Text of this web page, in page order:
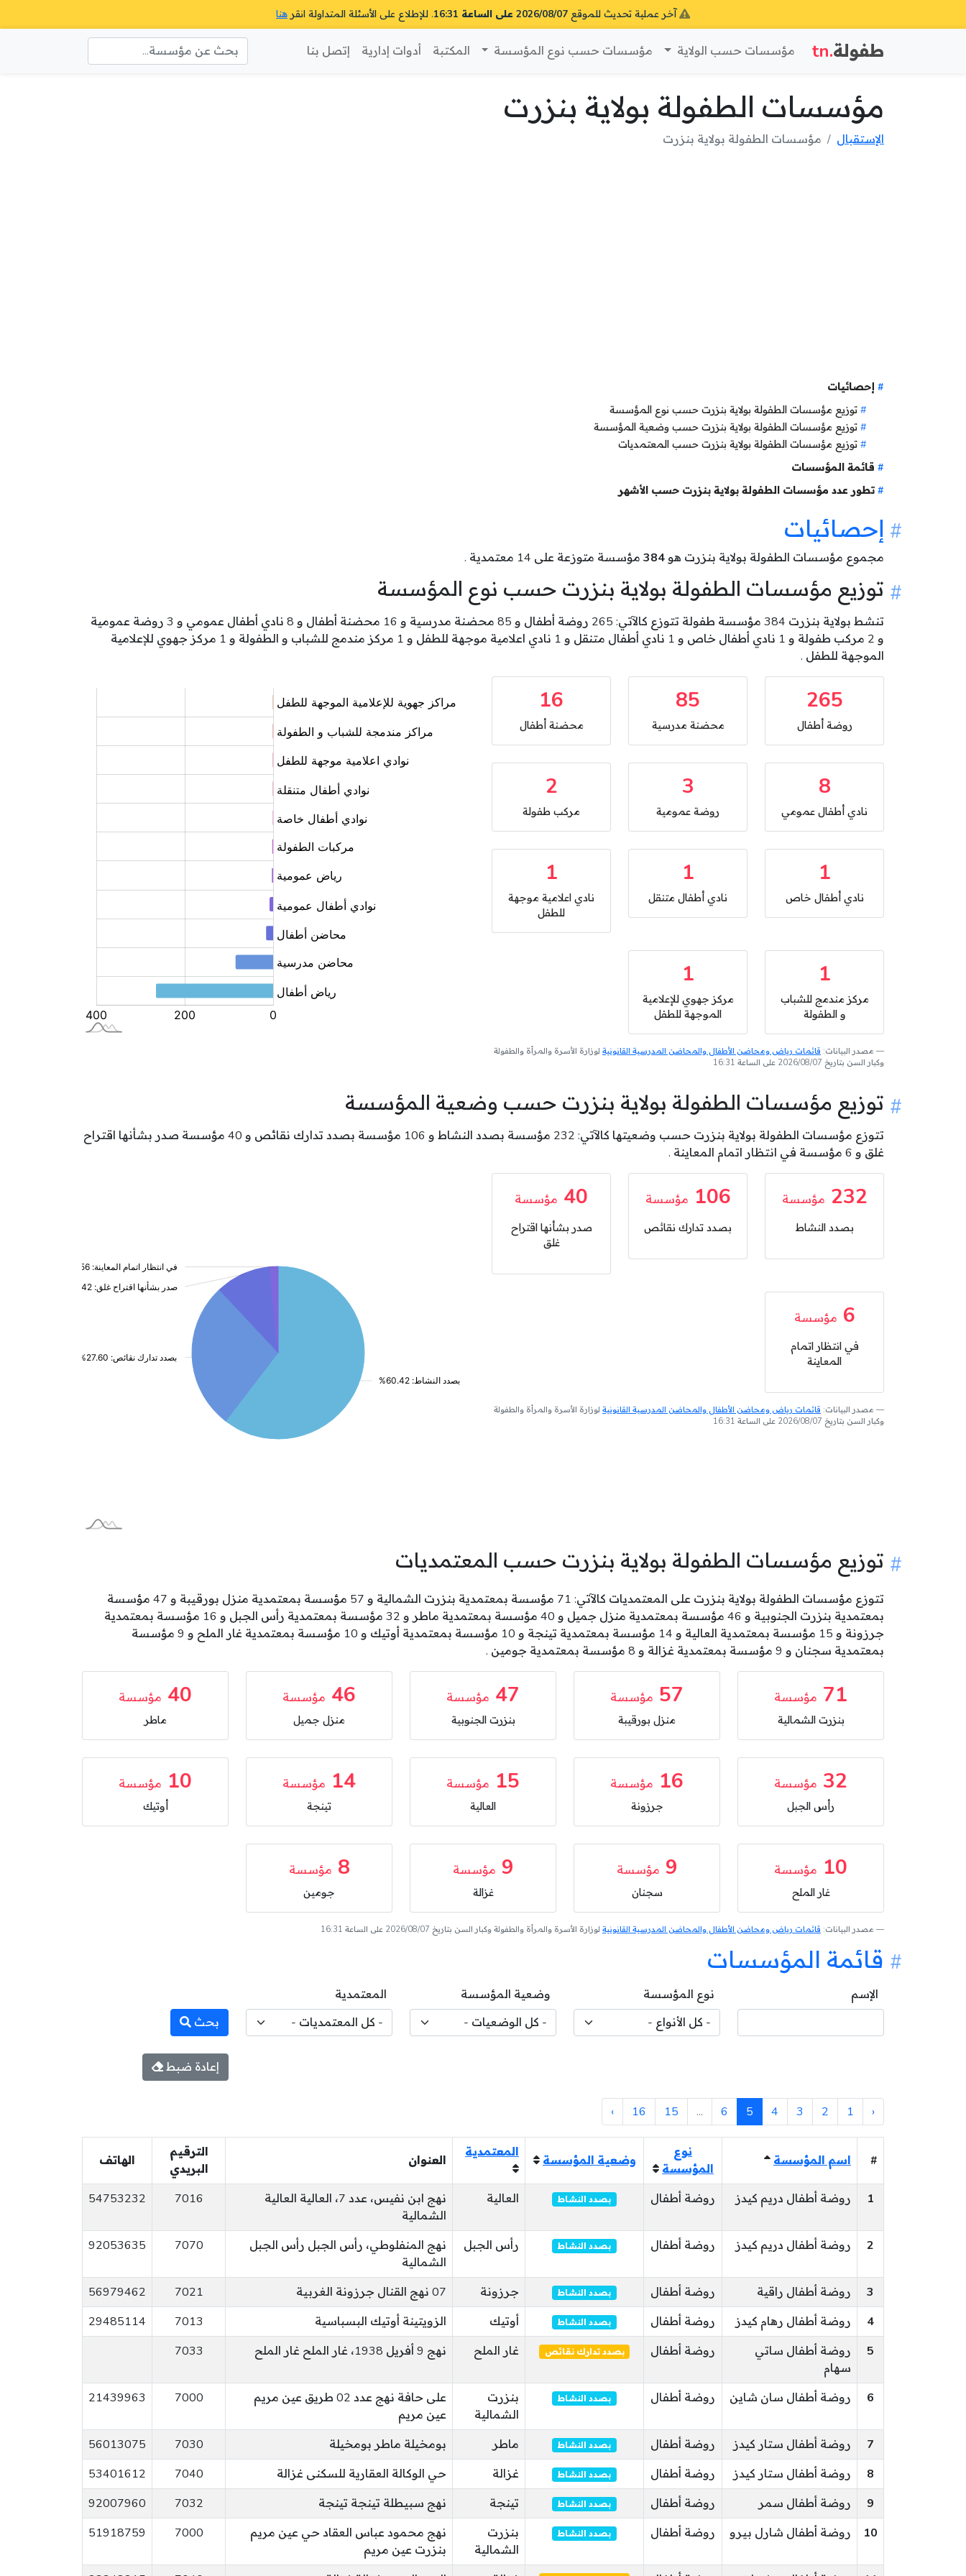
آخر عملية تحديث للموقع 2026/08/07 على الساعة 16:31 . للإطلاع على الأسئلة المتداولة انقر هنا
طفولة.tn مؤسسات حسب الولاية مؤسسات حسب نوع المؤسسة المكتبة أدوات إدارية إتصل بنا
مؤسسات الطفولة بولاية بنزرت
الإستقبال مؤسسات الطفولة بولاية بنزرت
إحصائيات
توزيع مؤسسات الطفولة بولاية بنزرت حسب نوع المؤسسة
توزيع مؤسسات الطفولة بولاية بنزرت حسب وضعية المؤسسة
توزيع مؤسسات الطفولة بولاية بنزرت حسب المعتمديات
قائمة المؤسسات
تطور عدد مؤسسات الطفولة بولاية بنزرت حسب الأشهر
إحصائيات
مجموع مؤسسات الطفولة بولاية بنزرت هو 384 مؤسسة متوزعة على 14 معتمدية .
توزيع مؤسسات الطفولة بولاية بنزرت حسب نوع المؤسسة
تنشط بولاية بنزرت 384 مؤسسة طفولة تتوزع كالآتي: 265 روضة أطفال و 85 محضنة مدرسية و 16 محضنة أطفال و 8 نادي أطفال عمومي و 3 روضة عمومية
و 2 مركب طفولة و 1 نادي أطفال خاص و 1 نادي أطفال متنقل و 1 نادي اعلامية موجهة للطفل و 1 مركز مندمج للشباب و الطفولة و 1 مركز جهوي للإعلامية
الموجهة للطفل .
265
روضة أطفال
85
محضنة مدرسية
16
محضنة أطفال
8
نادي أطفال عمومي
3
روضة عمومية
2
مركب طفولة
1
نادي أطفال خاص
1
نادي أطفال متنقل
1
نادي اعلامية موجهة
للطفل
1
مركز مندمج للشباب
و الطفولة
1
مركز جهوي للإعلامية
الموجهة للطفل
مصدر البيانات: قائمات رياض ومحاضن الأطفال والمحاضن المدرسية القانونية لوزارة الأسرة والمرأة والطفولة
وكبار السن بتاريخ 2026/08/07 على الساعة 16:31
توزيع مؤسسات الطفولة بولاية بنزرت حسب وضعية المؤسسة
تتوزع مؤسسات الطفولة بولاية بنزرت حسب وضعيتها كالآتي: 232 مؤسسة بصدد النشاط و 106 مؤسسة بصدد تدارك نقائص و 40 مؤسسة صدر بشأنها اقتراح
غلق و 6 مؤسسة في انتظار اتمام المعاينة .
232 مؤسسة
بصدد النشاط
106 مؤسسة
بصدد تدارك نقائص
40 مؤسسة
صدر بشأنها اقتراح
غلق
6 مؤسسة
في انتظار اتمام
المعاينة
مصدر البيانات: قائمات رياض ومحاضن الأطفال والمحاضن المدرسية القانونية لوزارة الأسرة والمرأة والطفولة
وكبار السن بتاريخ 2026/08/07 على الساعة 16:31
توزيع مؤسسات الطفولة بولاية بنزرت حسب المعتمديات
تتوزع مؤسسات الطفولة بولاية بنزرت على المعتمديات كالآتي: 71 مؤسسة بمعتمدية بنزرت الشمالية و 57 مؤسسة بمعتمدية منزل بورقيبة و 47 مؤسسة
بمعتمدية بنزرت الجنوبية و 46 مؤسسة بمعتمدية منزل جميل و 40 مؤسسة بمعتمدية ماطر و 32 مؤسسة بمعتمدية رأس الجبل و 16 مؤسسة بمعتمدية
جرزونة و 15 مؤسسة بمعتمدية العالية و 14 مؤسسة بمعتمدية تينجة و 10 مؤسسة بمعتمدية أوتيك و 10 مؤسسة بمعتمدية غار الملح و 9 مؤسسة
بمعتمدية سجنان و 9 مؤسسة بمعتمدية غزالة و 8 مؤسسة بمعتمدية جومين .
71 مؤسسة
بنزرت الشمالية
57 مؤسسة
منزل بورقيبة
47 مؤسسة
بنزرت الجنوبية
46 مؤسسة
منزل جميل
40 مؤسسة
ماطر
32 مؤسسة
رأس الجبل
16 مؤسسة
جرزونة
15 مؤسسة
العالية
14 مؤسسة
تينجة
10 مؤسسة
أوتيك
10 مؤسسة
غار الملح
9 مؤسسة
سجنان
9 مؤسسة
غزالة
8 مؤسسة
جومين
مصدر البيانات: قائمات رياض ومحاضن الأطفال والمحاضن المدرسية القانونية لوزارة الأسرة والمرأة والطفولة وكبار السن بتاريخ 2026/08/07 على الساعة 16:31
قائمة المؤسسات
الإسم نوع المؤسسة وضعية المؤسسة
المعتمدية
بحث
إعادة ضبط
‹
1
2
3
4
5
6
...
15
16
›
# اسم المؤسسة
نوع
المؤسسة
وضعية المؤسسة
المعتمدية
العنوان
الترقيم
البريدي
الهاتف
1 روضة أطفال دريم كيدز روضة أطفال بصدد النشاط العالية
نهج ابن نفيس، عدد 7، العالية العالية
الشمالية
7016
54753232
2 روضة أطفال دريم كيدز روضة أطفال بصدد النشاط رأس الجبل
نهج المنفلوطي، رأس الجبل رأس الجبل
الشمالية
7070
92053635
3 روضة أطفال راقية روضة أطفال بصدد النشاط جرزونة 07 نهج القنال جرزونة الغربية 7021
56979462
4
روضة أطفال رهام كيدز روضة أطفال بصدد النشاط أوتيك الزويتينة أوتيك البسباسية 7013
29485114
5
روضة أطفال ساتي
سهام
روضة أطفال بصدد تدارك نقائص غار الملح نهج 9 أفريل 1938، غار الملح غار الملح 7033
6 روضة أطفال سان شاين روضة أطفال بصدد النشاط
بنزرت
الشمالية
على حافة نهج عدد 02 طريق عين مريم
عين مريم
7000
21439963
7 روضة أطفال ستار كيدز روضة أطفال بصدد النشاط ماطر بومخيلة ماطر بومخيلة 7030
56013075
8
روضة أطفال ستار كيدز روضة أطفال بصدد النشاط غزالة حي الوكالة العقارية للسكنى غزالة 7040
53401612
9
روضة أطفال سمر روضة أطفال بصدد النشاط تينجة نهج سبيطلة تينجة تينجة 7032
92007960
10
روضة أطفال شارل بيرو روضة أطفال بصدد النشاط
بنزرت
الشمالية
نهج محمود عباس العقاد حي عين مريم
بنزرت عين مريم
7000
51918759